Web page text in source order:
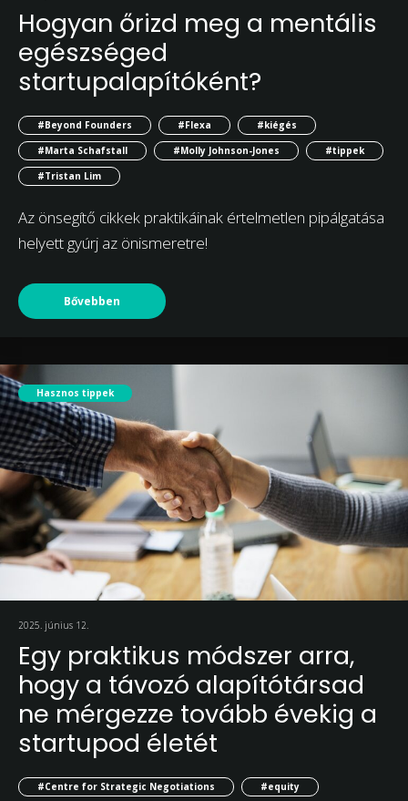
Hogyan őrizd meg a mentális
egészséged
startupalapítóként?
#Beyond Founders #Flexa
#kiégés
#Marta Schafstall
#Molly Johnson-Jones
#tippek
#Tristan Lim
Az önsegítő cikkek praktikáinak értelmetlen pipálgatása
helyett gyúrj az önismeretre!
Bővebben
Hasznos tippek
2025. június 12.
Egy praktikus módszer arra,
hogy a távozó alapítótársad
ne mérgezze tovább évekig a
startupod életét
#Centre for Strategic Negotiations
#equity